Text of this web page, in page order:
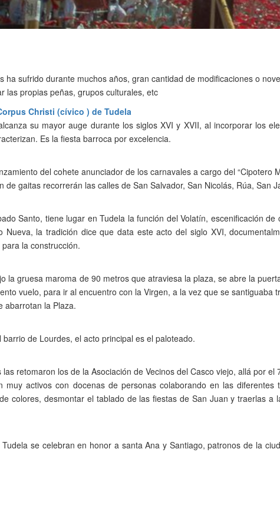
ha sufrido durante muchos años, gran cantidad de modificaciones o
las propias peñas, grupos culturales, etc
Christi (cívico ) de Tudela
su mayor auge durante los siglos XVI y XVII, al incorporar los
Es la fiesta barroca por excelencia.
del cohete anunciador de los carnavales a cargo del “Cipotero
de gaitas recorrerán las calles de San Salvador, San Nicolás, Rúa, San
Santo, tiene lugar en Tudela la función del Volatín, escenificación
Nueva, la tradición dice que data este acto del siglo XVI,
la construcción.
la gruesa maroma de 90 metros que atraviesa la plaza, se abre la
vuelo, para ir al encuentro con la Virgen, a la vez que se
abarrotan la Plaza.
barrio de Lourdes, el acto principal es el paloteado.
las retomaron los de la Asociación de Vecinos del Casco viejo, allá por
muy activos con docenas de personas colaborando en las
colores, desmontar el tablado de las fiestas de San Juan y traerlas
se celebran en honor a santa Ana y Santiago, patronos de la